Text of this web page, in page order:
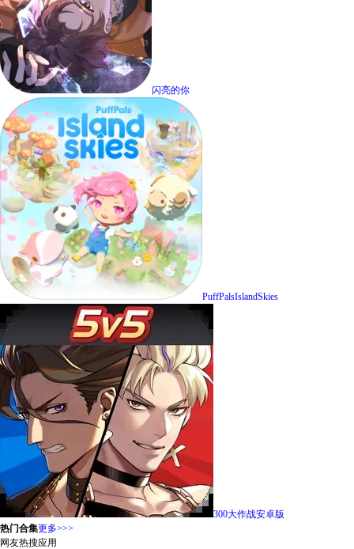
闪亮的你
PuffPalsIslandSkies
300大作战安卓版
热门合集更多>>>
网友热搜应用